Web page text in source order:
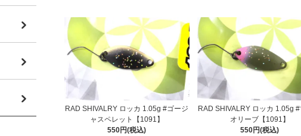
RAD SHIVALRY ロッカ 1.05g #ゴージ
ャスペレット【1091】
550円(税込)
RAD SHIVALRY ロッカ 1.05g #
オリーブ【1091】
550円(税込)